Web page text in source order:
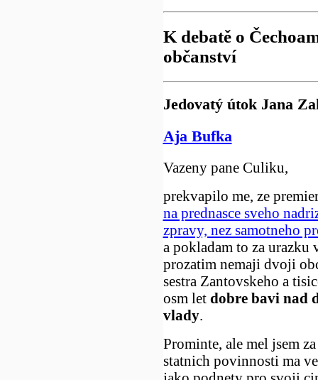
K debatě o
občanství
Jedovatý útok Jana
Aja Bufka
Vazeny pane Culiku,
prekvapilo me, ze
na prednasce sveho
zpravy, nez samotneho
a pokladam to za urazku
prozatim nemaji dvoji
sestra Zantovskeho a
osm let dobre bavi nad
vlady.
Prominte, ale mel jsem
statnich povinnosti ma